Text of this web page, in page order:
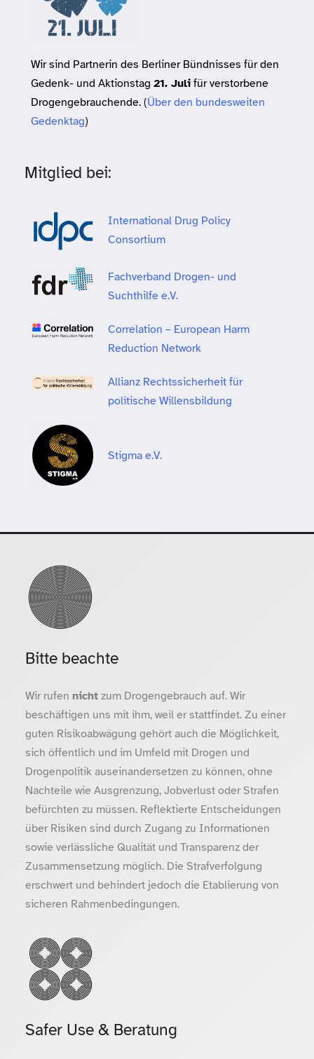
Wir sind Partnerin des Berliner Bündnisses für den
Gedenk- und Aktionstag 21. Julifür verstorbene
Drogengebrauchende. (Über den bundesweiten
Gedenktag)
Mitglied bei:
International Drug Policy
Consortium
Fachverband Drogen- und
Suchthilfe e.V.
Correlation – European Harm
Reduction Network
Allianz Rechtssicherheit für
politische Willensbildung
Stigma e.V.
Bitte beachte
Wir rufen nichtzum Drogengebrauch auf. Wir
beschäftigen uns mit ihm, weil er stattfindet. Zu einer
guten Risikoabwägung gehört auch die Möglichkeit,
sich öffentlich und im Umfeld mit Drogen und
Drogenpolitik auseinandersetzen zu können, ohne
Nachteile wie Ausgrenzung, Jobverlust oder Strafen
befürchten zu müssen. Reflektierte Entscheidungen
über Risiken sind durch Zugang zu Informationen
sowie verlässliche Qualität und Transparenz der
Zusammensetzung möglich. Die Strafverfolgung
erschwert und behindert jedoch die Etablierung von
sicheren Rahmenbedingungen.
Safer Use & Beratung